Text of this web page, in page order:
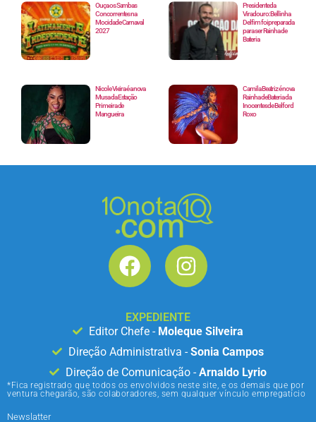
Ouça os Sambas
Concorrentes na
Mocidade Carnaval
2027
Presidente da
Viradouro: Bellinha
Delfim foi preparada
para ser Rainha de
Bateria
Nicole Vieira é a nova
Musa da Estação
Primeira de
Mangueira
Camila Beatriz é nova
Rainha de Bateria da
Inocentes de Belford
Roxo
EXPEDIENTE
Editor Chefe - Moleque Silveira
Direção Administrativa -Sonia Campos
Direção de Comunicação -Arnaldo Lyrio
*Fica registrado que todos os envolvidos neste site, e os demais que por
ventura chegarão, são colaboradores, sem qualquer vínculo empregatício
Newslatter